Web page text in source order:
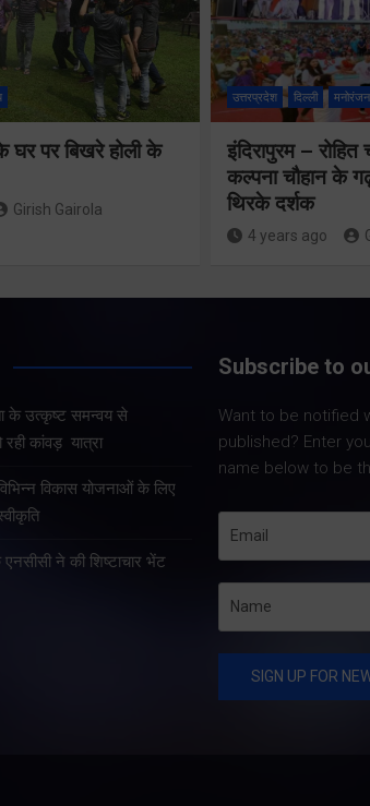
पर बिखरे होली के
Girish Gairola
उत्तरप्रदेश दिल्ली मनोरंजन
इंदिरापुरम –
कल्पना चौहान के
थिरके दर्शक
4 years ago
के उत्कृष्ट समन्वय से
कांवड़ यात्रा
विकास योजनाओं के लिए
ने की शिष्टाचार भेंट
Subscribe to
Want to be notified
published? Enter
name below to be
मुख्यमंत्री ने
प्रदान की विभिन्न
विकास योजनाओं
के लिए 1967
स्वीकृति
मुख्यमंत्री पुष्कर सिंह धामी ने
प्रदेश में शहरी आधारभूत
जीआईएस आधारित जल-निकासी
योजना के लिए कुल 1967 करोड़
की वित्तीय स्वीकृति प्रदान की है।